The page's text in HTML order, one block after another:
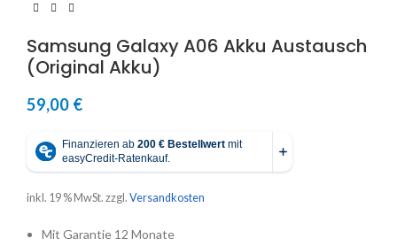
Samsung Galaxy A06 Akku Austausch
(Original Akku)
59,00 €
inkl. 19 % MwSt. zzgl. Versandkosten
Mit Garantie 12 Monate